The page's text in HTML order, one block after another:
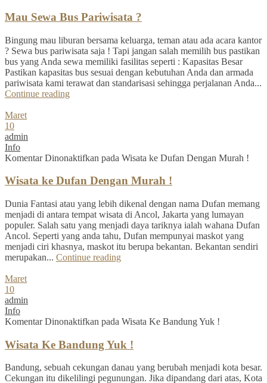
Mau Sewa Bus Pariwisata ?
Bingung mau liburan bersama keluarga, teman atau ada acara kantor
? Sewa bus pariwisata saja ! Tapi jangan salah memilih bus pastikan
bus yang Anda sewa memiliki fasilitas seperti : Kapasitas Besar
Pastikan kapasitas bus sesuai dengan kebutuhan Anda dan armada
pariwisata kami terawat dan standarisasi sehingga perjalanan Anda...
Continue reading
Maret
10
admin
Info
Komentar Dinonaktifkan pada Wisata ke Dufan Dengan Murah !
Wisata ke Dufan Dengan Murah !
Dunia Fantasi atau yang lebih dikenal dengan nama Dufan memang
menjadi di antara tempat wisata di Ancol, Jakarta yang lumayan
populer. Salah satu yang menjadi daya tariknya ialah wahana Dufan
Ancol. Seperti yang anda tahu, Dufan mempunyai maskot yang
menjadi ciri khasnya, maskot itu berupa bekantan. Bekantan sendiri
merupakan... Continue reading
Maret
10
admin
Info
Komentar Dinonaktifkan pada Wisata Ke Bandung Yuk !
Wisata Ke Bandung Yuk !
Bandung, sebuah cekungan danau yang berubah menjadi kota besar.
Cekungan itu dikelilingi pegunungan. Jika dipandang dari atas, Kota